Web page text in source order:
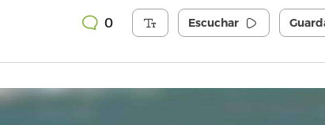
0 Escuchar